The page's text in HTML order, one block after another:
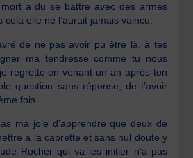
a du se battre avec des armes
elle ne l’aurait jamais vaincu.
de ne pas avoir pu être là, à tes
ma tendresse comme tu nous
regrette en venant un an après ton
question sans réponse, de t’avoir
fois.
ma joie d’apprendre que deux de
à la cabrette et sans nul doute y
Rocher qui va les initier n’a pas